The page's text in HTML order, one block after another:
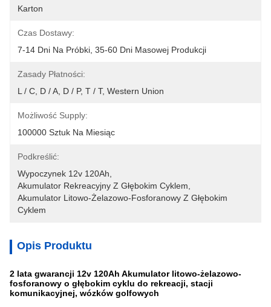
Karton
Czas Dostawy:
7-14 Dni Na Próbki, 35-60 Dni Masowej Produkcji
Zasady Płatności:
L / C, D / A, D / P, T / T, Western Union
Możliwość Supply:
100000 Sztuk Na Miesiąc
Podkreślić:
Wypoczynek 12v 120Ah
Akumulator Rekreacyjny Z Głębokim Cyklem
Akumulator Litowo-Żelazowo-Fosforanowy Z Głębokim
Cyklem
Opis Produktu
2 lata gwarancji 12v 120Ah Akumulator litowo-żelazowo-
fosforanowy o głębokim cyklu do rekreacji, stacji
komunikacyjnej, wózków golfowych